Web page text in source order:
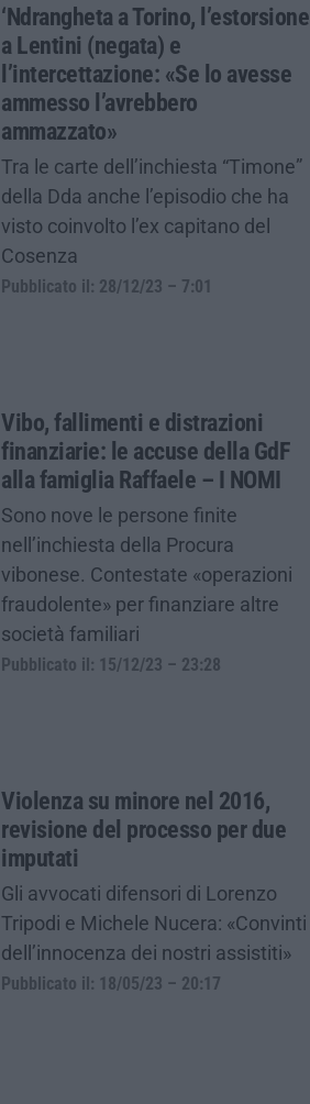
‘Ndrangheta a Torino, l’estorsione
a Lentini (negata) e
l’intercettazione: «Se lo avesse
ammesso l’avrebbero
ammazzato»
Tra le carte dell’inchiesta “Timone”
della Dda anche l’episodio che ha
visto coinvolto l’ex capitano del
Cosenza
Pubblicato il: 28/12/23 – 7:01
Vibo, fallimenti e distrazioni
finanziarie: le accuse della GdF
alla famiglia Raffaele – I NOMI
Sono nove le persone finite
nell’inchiesta della Procura
vibonese. Contestate «operazioni
fraudolente» per finanziare altre
società familiari
Pubblicato il: 15/12/23 – 23:28
Violenza su minore nel 2016,
revisione del processo per due
imputati
Gli avvocati difensori di Lorenzo
Tripodi e Michele Nucera: «Convinti
dell’innocenza dei nostri assistiti»
Pubblicato il: 18/05/23 – 20:17